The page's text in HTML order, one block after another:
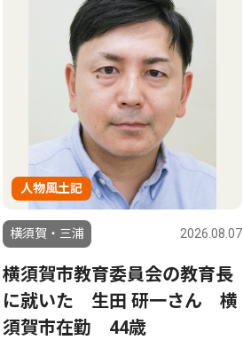
人物風土記
横須賀・三浦 2026.08.07
横須賀市教育委員会の教育長
に就いた 生田 研一さん 横
須賀市在勤 44歳